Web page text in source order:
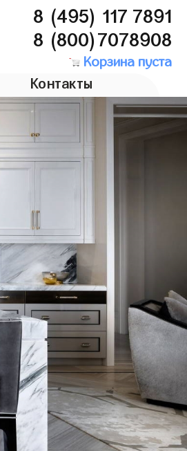
8 (495) 117 7891
8 (800)7078908
Корзина пуста
Контакты